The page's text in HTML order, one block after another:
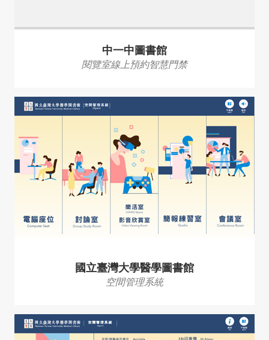
中一中圖書館
閱覽室線上預約智慧門禁
國立臺灣大學醫學圖書館
空間管理系統